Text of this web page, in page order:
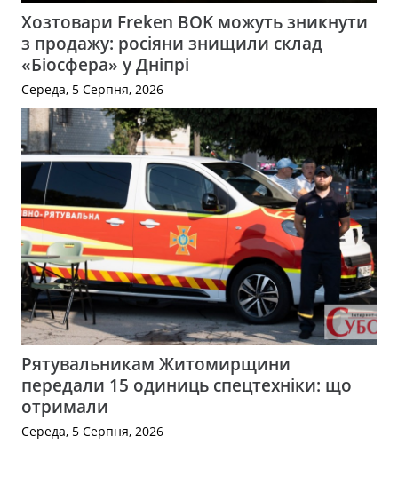
Хозтовари Freken BOK можуть зникнути
з продажу: росіяни знищили склад
«Біосфера» у Дніпрі
Середа, 5 Серпня, 2026
Рятувальникам Житомирщини
передали 15 одиниць спецтехніки: що
отримали
Середа, 5 Серпня, 2026